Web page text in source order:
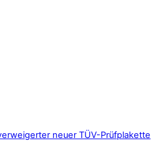
neuer TÜV-Prüfplakette